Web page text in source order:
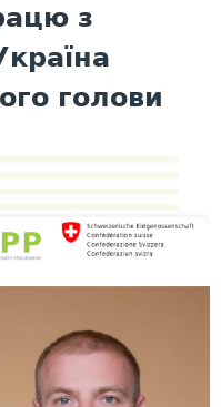
з
голови